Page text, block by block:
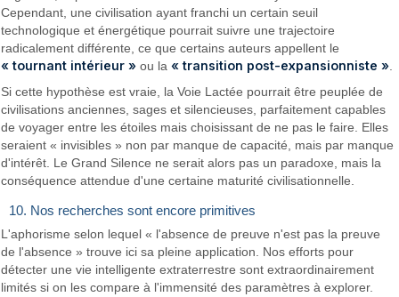
Cependant, une civilisation ayant franchi un certain seuil
technologique et énergétique pourrait suivre une trajectoire
radicalement différente, ce que certains auteurs appellent le
« tournant intérieur » ou la« transition post-expansionniste ».
Si cette hypothèse est vraie, la Voie Lactée pourrait être peuplée de
civilisations anciennes, sages et silencieuses, parfaitement capables
de voyager entre les étoiles mais choisissant de ne pas le faire. Elles
seraient « invisibles » non par manque de capacité, mais par manque
d'intérêt. Le Grand Silence ne serait alors pas un paradoxe, mais la
conséquence attendue d'une certaine maturité civilisationnelle.
10. Nos recherches sont encore primitives
L'aphorisme selon lequel « l'absence de preuve n'est pas la preuve
de l'absence » trouve ici sa pleine application. Nos efforts pour
détecter une vie intelligente extraterrestre sont extraordinairement
limités si on les compare à l'immensité des paramètres à explorer.